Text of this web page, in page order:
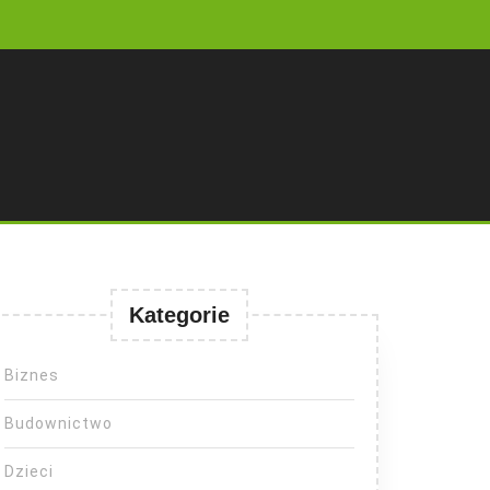
Kategorie
Biznes
Budownictwo
Dzieci